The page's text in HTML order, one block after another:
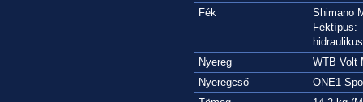
Fék
Shimano
Féktípus:
Nyereg
WTB Volt
Nyeregcső
ONE1